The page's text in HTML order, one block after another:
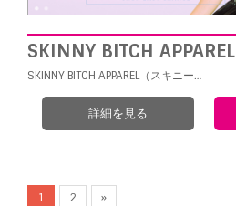
SKINNY BITCH APPAREL
SKINNY BITCH APPAREL（スキニー…
詳細を見る
1 2 »